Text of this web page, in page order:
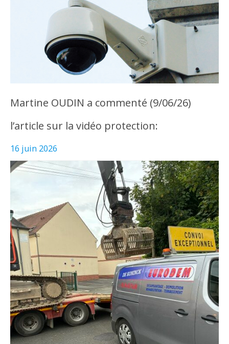
Martine OUDIN a commenté (9/06/26)
l’article sur la vidéo protection:
16 juin 2026